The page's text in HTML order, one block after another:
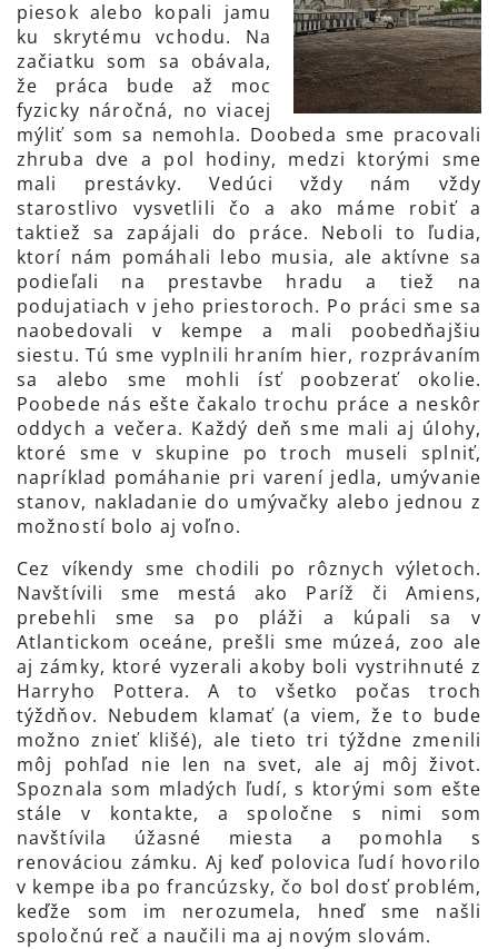
piesok alebo kopali jamu
ku skrytému vchodu. Na
začiatku som sa obávala,
že práca bude až moc
fyzicky náročná, no viacej
mýliť som sa nemohla. Doobeda sme pracovali
zhruba dve a pol hodiny, medzi ktorými sme
mali prestávky. Vedúci vždy nám vždy
starostlivo vysvetlili čo a ako máme robiť a
taktiež sa zapájali do práce. Neboli to ľudia,
ktorí nám pomáhali lebo musia, ale aktívne sa
podieľali na prestavbe hradu a tiež na
podujatiach v jeho priestoroch. Po práci sme sa
naobedovali v kempe a mali poobedňajšiu
siestu. Tú sme vyplnili hraním hier, rozprávaním
sa alebo sme mohli ísť poobzerať okolie.
Poobede nás ešte čakalo trochu práce a neskôr
oddych a večera. Každý deň sme mali aj úlohy,
ktoré sme v skupine po troch museli splniť,
napríklad pomáhanie pri varení jedla, umývanie
stanov, nakladanie do umývačky alebo jednou z
možností bolo aj voľno.
Cez víkendy sme chodili po rôznych výletoch.
Navštívili sme mestá ako Paríž či Amiens,
prebehli sme sa po pláži a kúpali sa v
Atlantickom oceáne, prešli sme múzeá, zoo ale
aj zámky, ktoré vyzerali akoby boli vystrihnuté z
Harryho Pottera. A to všetko počas troch
týždňov. Nebudem klamať (a viem, že to bude
možno znieť klišé), ale tieto tri týždne zmenili
môj pohľad nie len na svet, ale aj môj život.
Spoznala som mladých ľudí, s ktorými som ešte
stále v kontakte, a spoločne s nimi som
navštívila úžasné miesta a pomohla s
renováciou zámku. Aj keď polovica ľudí hovorilo
v kempe iba po francúzsky, čo bol dosť problém,
keďže som im nerozumela, hneď sme našli
spoločnú reč a naučili ma aj novým slovám.